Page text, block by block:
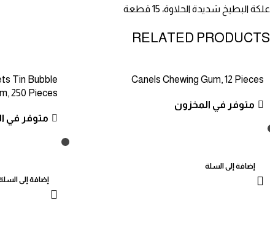
علكة البطيخ شديدة الحلاوة، 15 قطعة
RELATED PRODUCTS
Canels Chewing Gum, 12 Pieces
متوفر في المخزون
إضافة إلى السلة
Tin Bubble
250 Pieces
متوفر في
إضافة إلى